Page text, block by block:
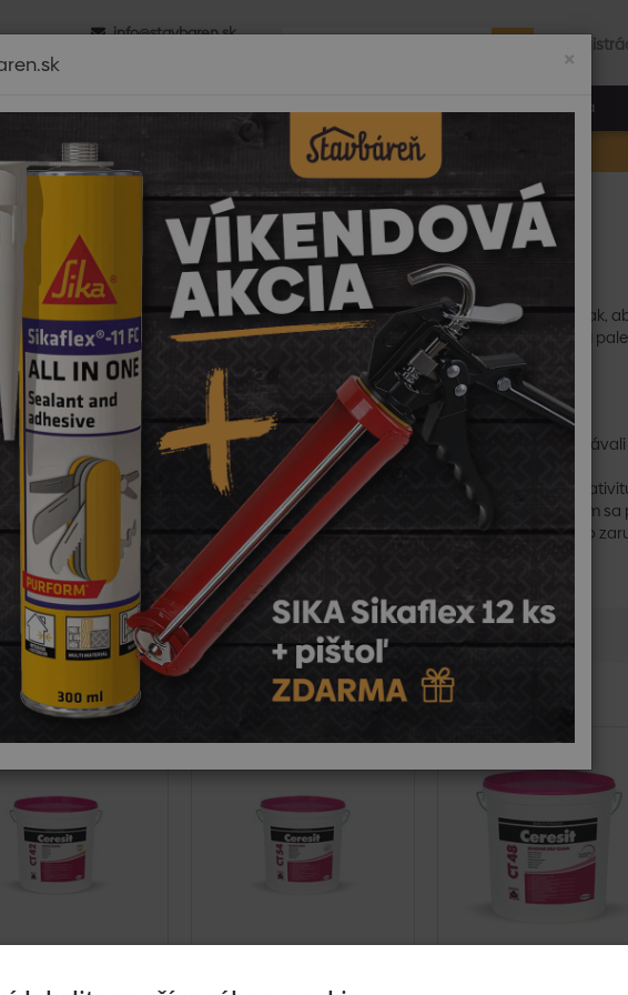
Pri nákupe tovaru nad 2900€DOPRAVA ZDARMA
- 16.00
info@stavbaren.sk
Dielňa a stavba
Zateplovacie systémy Fasádne farby Ceresit
je známa značka ponúkajúca vysokokvalitné fasádne farby, ktoré sú navrhnuté tak,
vzhľad budov. Fasádne farby Ceresit sa vyznačujú svojou odolnosťou, širokou
ktoré uspokoja aj tých najnáročnejších zákazníkov.
fasádnych farieb Ceresit
Odolnosť voči poveternostným vplyvom: Farby Ceresit sú navrhnuté tak, aby
vrátane UV žiarenia, dažďa a snehu.
Široká škála farieb:Ceresit ponúka pestrú paletu farieb, čo umožňuje flexibilitu a
Vysoká priedušnosť:
Fasádne farby Ceresit zabezpečujú, že steny môžu dýchať, čím
zloženie:Ceresit kladie dôraz na ekologické aspekty svojich výrobkov, čo
prostredie.
podľa
Sezóna Novinka Výpredaj
Výpredaj
×